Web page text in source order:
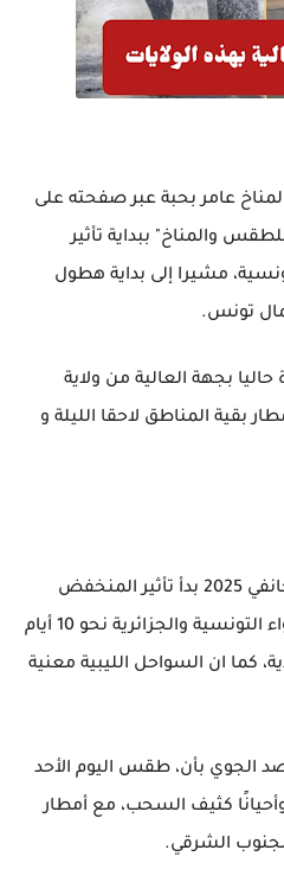
عامر بحبة عبر صفحته على
والمناخ" ببداية تأثير
مشيرا إلى بداية هطول
تونس.
بجهة العالية من ولاية
بقية المناطق لاحقا الليلة و
واشار الى انه ليلة السبت 11 جانفي 2025 بدأ تأثير المنخفض
الجوي الذي سيمكث في الأجواء التونسية والجزائرية نحو 10 أيام
كما ان السواحل الليبية معنية
الجوي بأن، طقس اليوم الأحد
باردًا وأحيانًا كثيف السحب، مع أمطار
الشرقي.